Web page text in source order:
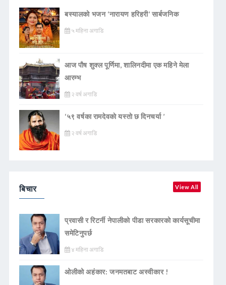
बस्यालको भजन ‘नारायण हरिहरी’ सार्बजनिक
५ महिना अगाडि
आज पौष शुक्ल पूर्णिमा, शालिनदीमा एक महिने मेला
आरम्भ
२ वर्ष अगाडि
‘५९ वर्षका रामदेवकाे यस्ताे छ दिनचर्या ’
२ वर्ष अगाडि
बिचार View All
प्रवासी र रिटर्नी नेपालीको पीडा सरकारको कार्यसूचीमा
समेटिनुपर्छ
४ महिना अगाडि
ओलीको अहंकार: जनमतबाट अस्वीकार !